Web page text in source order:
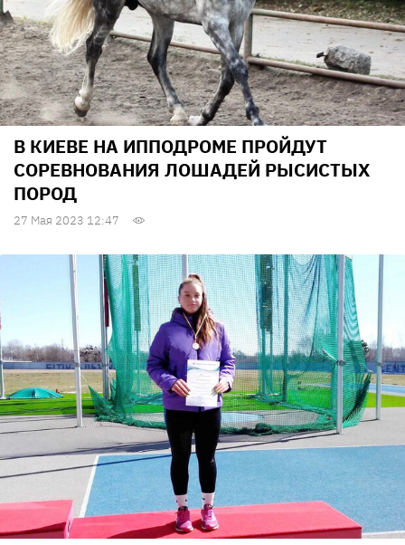
В КИЕВЕ НА ИППОДРОМЕ ПРОЙДУТ
СОРЕВНОВАНИЯ ЛОШАДЕЙ РЫСИСТЫХ
ПОРОД
27 Мая 2023 12:47